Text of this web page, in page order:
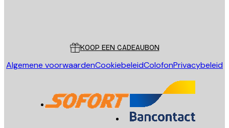
KOOP EEN CADEAUBON
Algemene voorwaardenCookiebeleidColofonPrivacybeleid